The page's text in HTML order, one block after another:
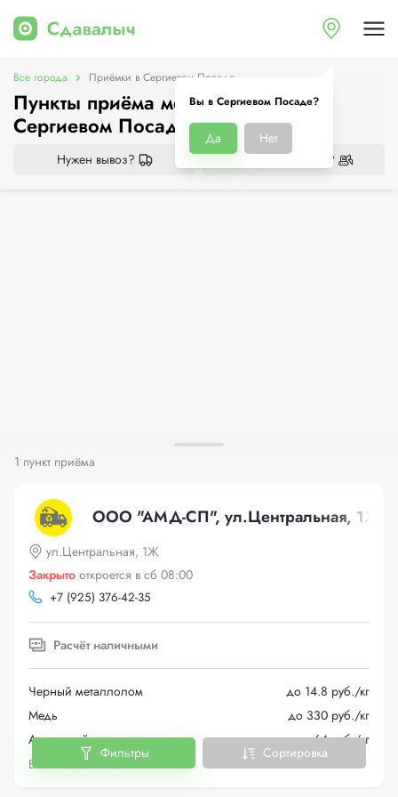
Вы в Сергиевом Посаде?
Да Нет
Все города Приёмки в Сергиевом Посаде
Пункты приёма металлолома в
Сергиевом Посаде
Нужен вывоз? Нужен демонтаж?
1 пункт приёма
ООО "АМД-СП", ул.Центральная, 1Ж
ул.Центральная, 1Ж
Закрыто откроется в сб 08:00
+7 (925) 376-42-35
Расчёт наличными
Черный металлолом
до 14.8 руб./кг
Медь
до 330 руб./кг
Алюминий
до 64 руб./кг
Больше металлов
Фильтры Сортировка